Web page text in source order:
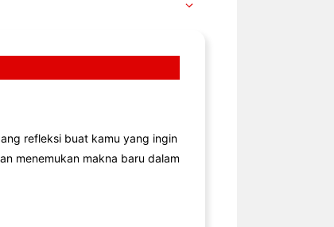
refleksi buat kamu yang ingin
menemukan makna baru dalam